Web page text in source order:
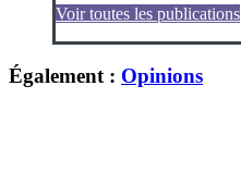
Voir toutes les publications
Également : Opinions